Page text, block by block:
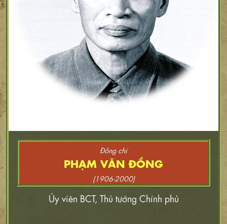
Đồng chí
PHẠM VĂN ĐỒNG
(1906-2000)
Ủy viên BCT, Thủ tướng Chính phủ